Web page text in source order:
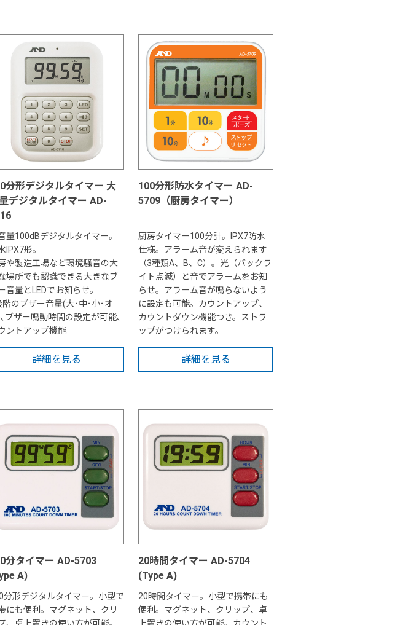
分形デジタルタイマー 大
デジタルタイマー AD-
量100dBデジタルタイマー。
IPX7形。
や製造工場など環境騒音の大
場所でも認識できる大きなブ
音量とLEDでお知らせ。
階のブザー音量(大･中･小･オ
ブザー鳴動時間の設定が可能､
ントアップ機能
詳細を見る
100分形防水タイマー AD-
5709（厨房タイマー）
厨房タイマー100分計。IPX7防水
仕様。アラーム音が変えられます
（3種類A、B、C）。光（バックラ
イト点滅）と音でアラームをお知
らせ。アラーム音が鳴らないよう
に設定も可能。カウントアップ、
カウントダウン機能つき。ストラ
ップがつけられます。
詳細を見る
分タイマー AD-5703
A)
分形デジタルタイマー。小型で
にも便利。マグネット、クリ
20時間タイマー AD-5704
(Type A)
20時間タイマー。小型で携帯にも
便利。マグネット、クリップ、卓